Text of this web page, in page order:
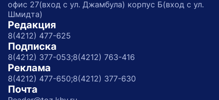
офис 27(вход с ул. Джамбула) корпус Б(вход с ул.
Шмидта)
Редакция
8(4212) 477-625
Подписка
8(4212) 377-053;8(4212) 763-416
Реклама
8(4212) 477-650;8(4212) 377-630
Почта